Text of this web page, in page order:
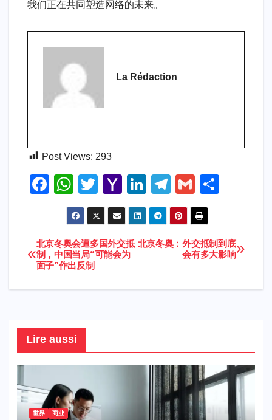
我们正在共同塑造网络的未来。
La Rédaction
Post Views: 293
F
e
b
W
h
at
s
A
T
wi
tt
er
Y
a
h
o
o
Li
n
k
e
T
el
e
gr
G
m
ail
e
Navigation
de
北京冬奥：外交抵制到底
会有多大影响
北京冬奥会遭多国外交抵
制，中国当局“可能会为
面子”作出反制
Lire aussi
世界 商业